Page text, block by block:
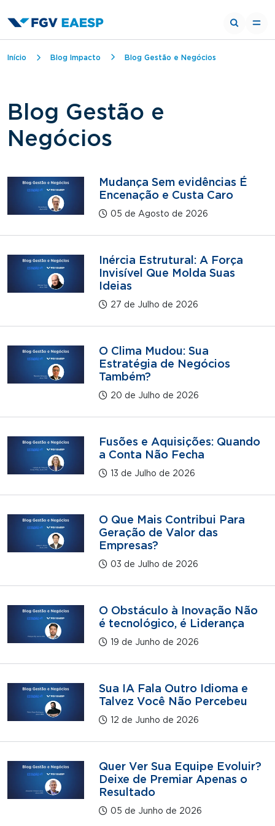
Trilha de navegação
Início Blog Impacto Blog Gestão e Negócios
Blog Gestão e
Negócios
Mudança Sem evidências É
Encenação e Custa Caro
05 de Agosto de 2026
Inércia Estrutural: A Força
Invisível Que Molda Suas
Ideias
27 de Julho de 2026
O Clima Mudou: Sua
Estratégia de Negócios
Também?
20 de Julho de 2026
Fusões e Aquisições: Quando
a Conta Não Fecha
13 de Julho de 2026
O Que Mais Contribui Para
Geração de Valor das
Empresas?
03 de Julho de 2026
O Obstáculo à Inovação Não
é tecnológico, é Liderança
19 de Junho de 2026
Sua IA Fala Outro Idioma e
Talvez Você Não Percebeu
12 de Junho de 2026
Quer Ver Sua Equipe Evoluir?
Deixe de Premiar Apenas o
Resultado
05 de Junho de 2026